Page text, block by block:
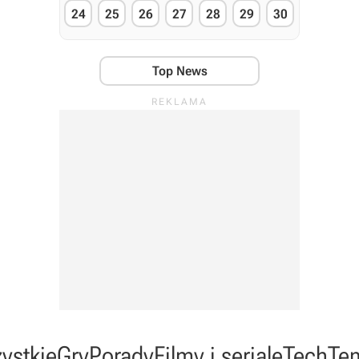
24 25 26 27 28 29 30
Top News